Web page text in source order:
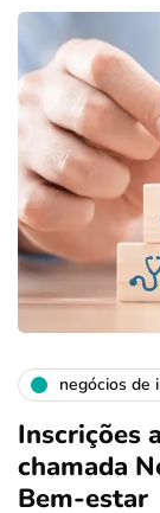
negócios de
Inscrições
chamada
Bem-estar